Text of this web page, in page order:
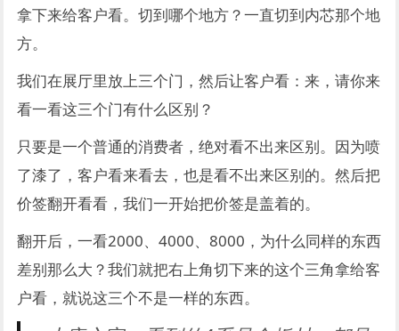
拿下来给客户看。切到哪个地方？一直切到内芯那个地
方。
我们在展厅里放上三个门，然后让客户看：来，请你来
看一看这三个门有什么区别？
只要是一个普通的消费者，绝对看不出来区别。因为喷
了漆了，客户看来看去，也是看不出来区别的。然后把
价签翻开看看，我们一开始把价签是盖着的。
翻开后，一看2000、4000、8000，为什么同样的东西
差别那么大？我们就把右上角切下来的这个三角拿给客
户看，就说这三个不是一样的东西。